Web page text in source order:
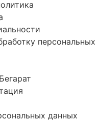
персональных
данных